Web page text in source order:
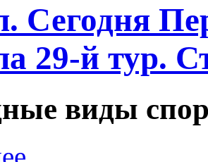
Сегодня
29-й тур.
виды